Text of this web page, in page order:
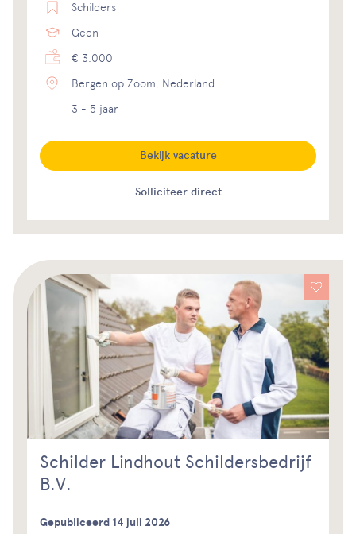
Schilders
Geen
€ 3.000
Bergen op Zoom, Nederland
3 - 5 jaar
Solliciteer direct
Bekijk vacature
Schilder Lindhout Schildersbedrijf
B.V.
Gepubliceerd 14 juli 2026